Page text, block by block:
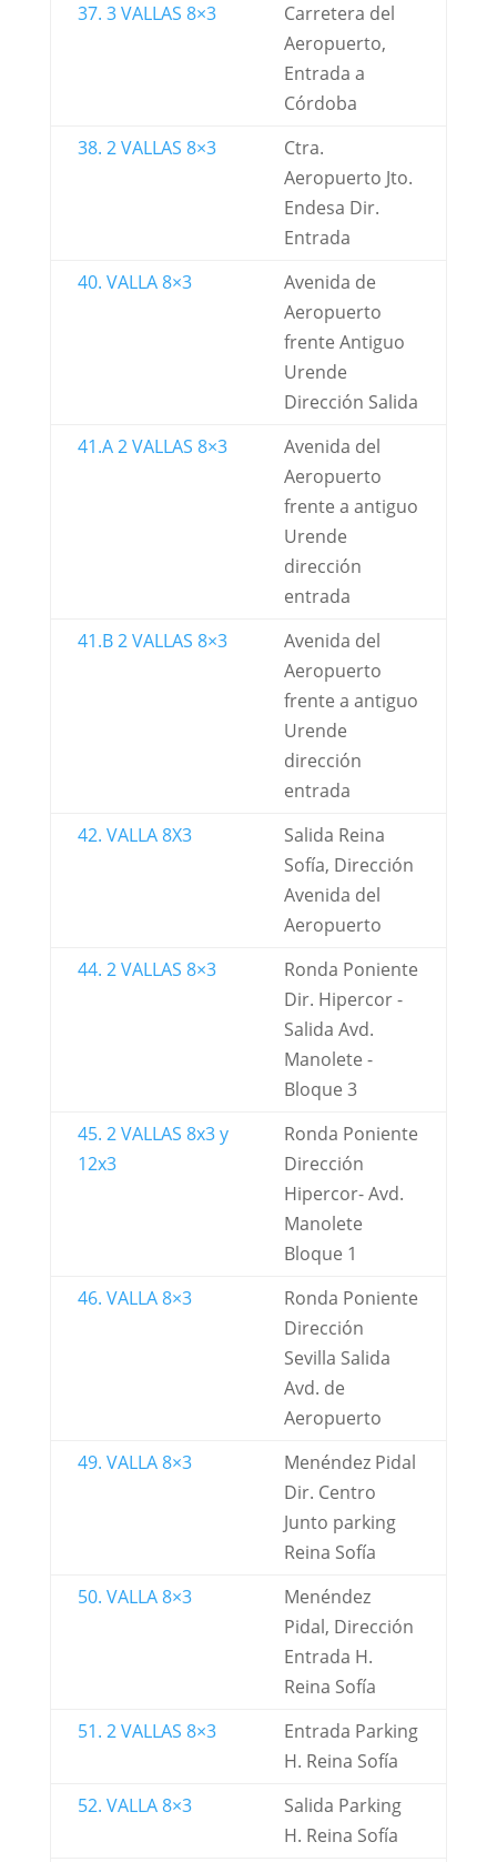
37. 3 VALLAS 8×3
Carretera del
Aeropuerto,
Entrada a
Córdoba
38. 2 VALLAS 8×3
Ctra.
Aeropuerto Jto.
Endesa Dir.
Entrada
40. VALLA 8×3
Avenida de
Aeropuerto
frente Antiguo
Urende
Dirección Salida
41.A 2 VALLAS 8×3
Avenida del
Aeropuerto
frente a antiguo
Urende
dirección
entrada
41.B 2 VALLAS 8×3
Avenida del
Aeropuerto
frente a antiguo
Urende
dirección
entrada
42. VALLA 8X3
Salida Reina
Sofía, Dirección
Avenida del
Aeropuerto
44. 2 VALLAS 8×3
Ronda Poniente
Dir. Hipercor -
Salida Avd.
Manolete -
Bloque 3
45. 2 VALLAS 8x3 y
12x3
Ronda Poniente
Dirección
Hipercor- Avd.
Manolete
Bloque 1
46. VALLA 8×3
Ronda Poniente
Dirección
Sevilla Salida
Avd. de
Aeropuerto
49. VALLA 8×3
Menéndez Pidal
Dir. Centro
Junto parking
Reina Sofía
50. VALLA 8×3
Menéndez
Pidal, Dirección
Entrada H.
Reina Sofía
51. 2 VALLAS 8×3
Entrada Parking
H. Reina Sofía
52. VALLA 8×3
Salida Parking
H. Reina Sofía